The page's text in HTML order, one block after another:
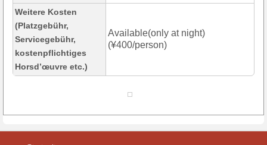
Weitere Kosten
(Platzgebühr,
Servicegebühr,
kostenpflichtiges
Horsd’œuvre etc.)
Available(only at night)
(¥400/person)